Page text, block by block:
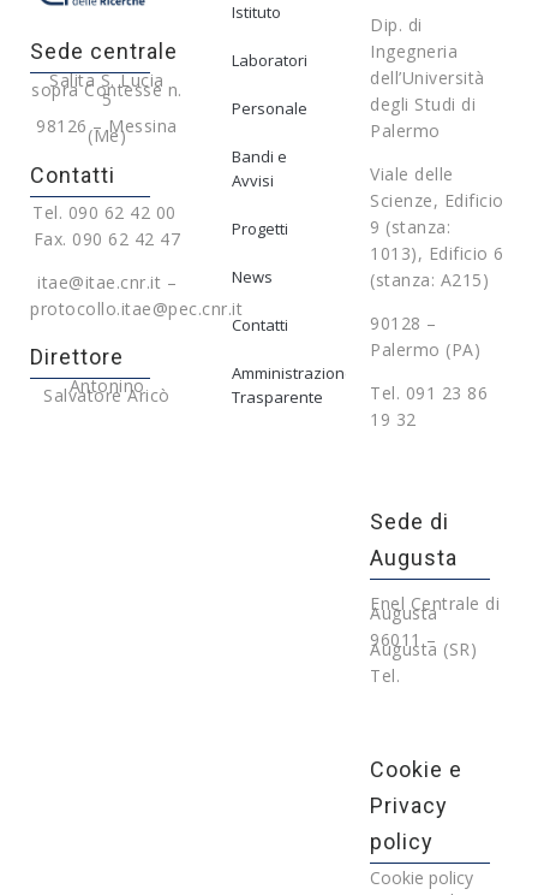
Sede centrale
Salita S. Lucia
sopra Contesse n.
5
98126 – Messina
(Me)
Contatti
Tel. 090 62 42 00
Fax. 090 62 42 47
itae@itae.cnr.it –
protocollo.itae@pec.cnr.it
Direttore
Antonino
Salvatore Aricò
Istituto
Laboratori
Personale
Bandi e
Avvisi
Progetti
News
Contatti
Amministrazione
Trasparente
Dip. di
Ingegneria
dell’Università
degli Studi di
Palermo
Viale delle
Scienze, Edificio
9 (stanza:
1013), Edificio 6
(stanza: A215)
90128 –
Palermo (PA)
Tel. 091 23 86
19 32
Sede di
Augusta
Enel Centrale di
Augusta
96011 –
Augusta (SR)
Tel.
Cookie e
Privacy
policy
Cookie policy